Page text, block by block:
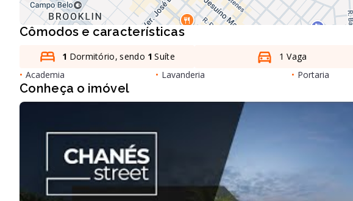
Cômodos e características
1 Dormitório, sendo 1 Suíte 1 Vaga
• Academia • Lavanderia • Portaria
Conheça o imóvel